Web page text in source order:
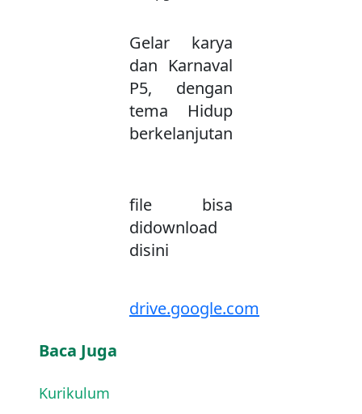
Gelar karya
dan Karnaval
P5, dengan
tema Hidup
berkelanjutan
file bisa
didownload
disini
drive.google.com
Baca Juga
Kurikulum